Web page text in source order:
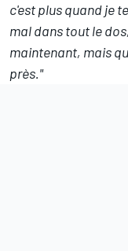
c'est plus quand je
mal dans tout le
maintenant, mais
près."